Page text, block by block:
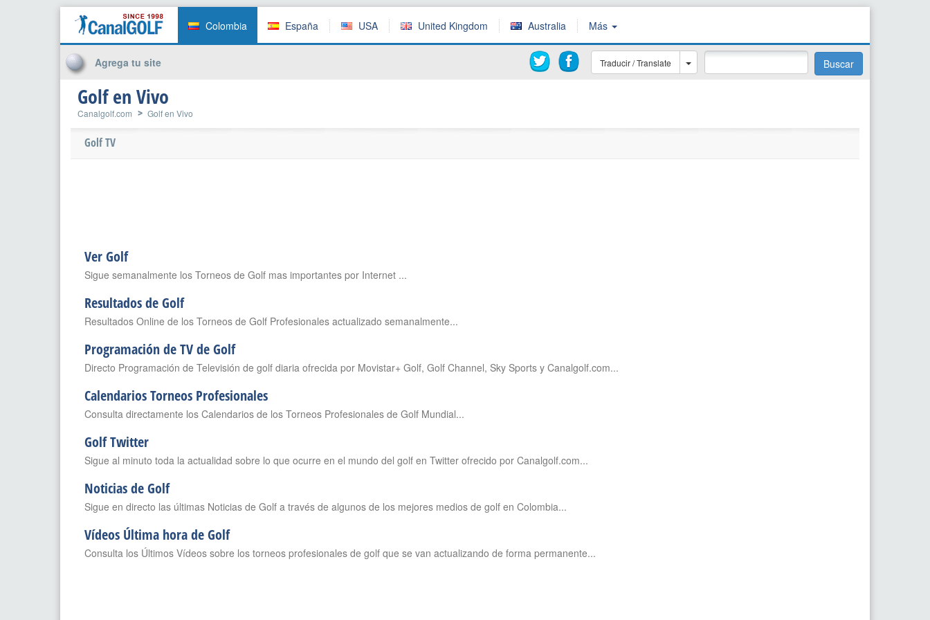
Colombia España USA United Kingdom Australia Más
Agrega tu site Traducir / Translate Buscar
Golf en Vivo
Canalgolf.com Golf en Vivo
Golf TV
Ver Golf
Sigue semanalmente los Torneos de Golf mas importantes por Internet ...
Resultados de Golf
Resultados Online de los Torneos de Golf Profesionales actualizado semanalmente...
Programación de TV de Golf
Directo Programación de Televisión de golf diaria ofrecida por Movistar+ Golf, Golf Channel, Sky Sports y Canalgolf.com...
Calendarios Torneos Profesionales
Consulta directamente los Calendarios de los Torneos Profesionales de Golf Mundial...
Golf Twitter
Sigue al minuto toda la actualidad sobre lo que ocurre en el mundo del golf en Twitter ofrecido por Canalgolf.com...
Noticias de Golf
Sigue en directo las últimas Noticias de Golf a través de algunos de los mejores medios de golf en Colombia...
Vídeos Última hora de Golf
Consulta los Últimos Vídeos sobre los torneos profesionales de golf que se van actualizando de forma permanente...